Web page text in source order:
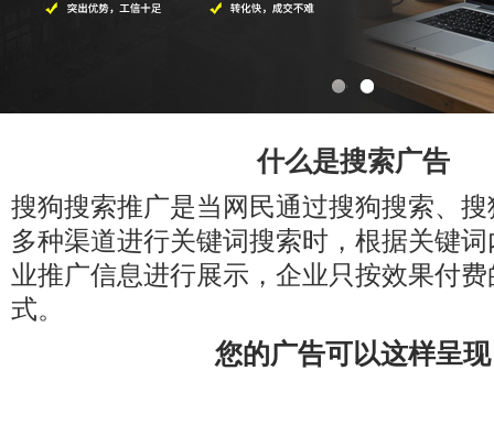
什么是搜索广告
搜狗搜索推广是当网民通过搜狗搜索、
多种渠道进行关键词搜索时，根据关键
业推广信息进行展示，企业只按效果付
式。
您的广告可以这样呈现